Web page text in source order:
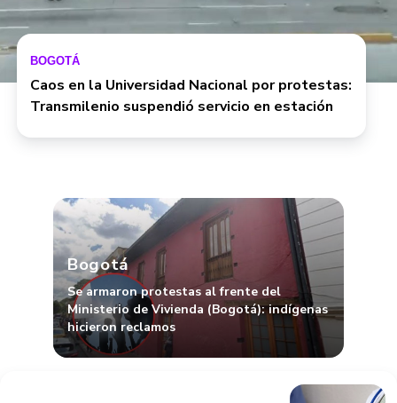
BOGOTÁ
Caos en la Universidad Nacional por protestas:
Transmilenio suspendió servicio en estación
Bogotá
Se armaron protestas al frente del
Ministerio de Vivienda (Bogotá): indígenas
hicieron reclamos